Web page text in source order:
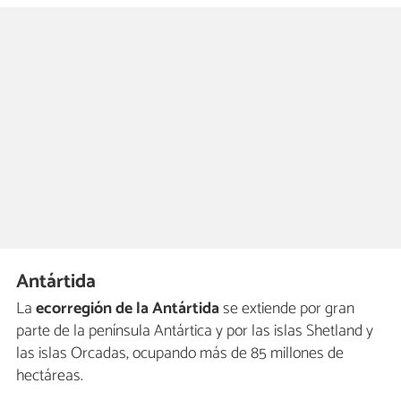
Antártida
Laecorregión de la Antártidase extiende por gran
parte de la península Antártica y por las islas Shetland y
las islas Orcadas, ocupando más de 85 millones de
hectáreas.